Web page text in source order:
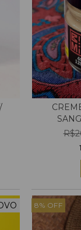
8% OFF